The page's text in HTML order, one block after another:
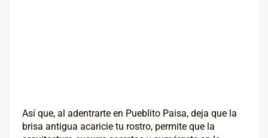
Así que, al adentrarte en Pueblito Paisa, deja que la
brisa antigua acaricie tu rostro, permite que la